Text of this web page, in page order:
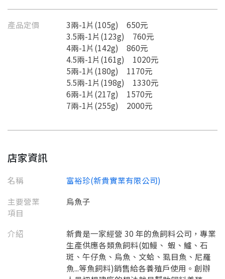
產品定價
3兩-1片(105g) 650元
3.5兩-1片(123g) 760元
4兩-1片(142g) 860元
4.5兩-1片(161g) 1020元
5兩-1片(180g) 1170元
5.5兩-1片(198g) 1330元
6兩-1片(217g) 1570元
7兩-1片(255g) 2000元
店家資訊
名稱
富裕珍(新貴實業有限公司)
主要營業
項目
烏魚子
介紹
新貴是一家經營 30 年的魚飼料公司，專業
生產供應各類魚飼料(如鰻、 蝦、鱸、石
斑、午仔魚、烏魚、文蛤、虱目魚、尼羅
魚...等魚飼料)銷售給各養殖戶使用。創辦
要註冊嗎？
嗨~這個 LINE 帳號還沒有註冊過，
返回 繼續註冊
請加入LINE好友
加入「嘉義優鮮」LINE 好友，
點擊加入 LINE 好友
返回 繼續註冊
註冊完成了！
開始填寫申請資料吧~
填寫申請資料
您的申請資料正在等候審查中，
要申請新產品嗎？
查看申請進度 申請新產品
想知道怎麼做更容易通過審核嗎？
看看申請教學吧！
如果你已經準備好了，
點擊「直接申請」按鈕開始填寫申請表。